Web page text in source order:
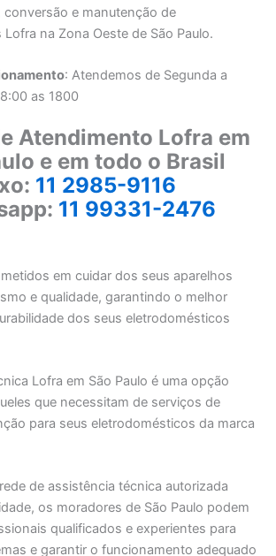
e manutenção de
na Zona Oeste de São Paulo.
: Atendemos de Segunda a
as 1800
Atendimento Lofra em
e em todo o Brasil
11 2985-9116
11 99331-2476
em cuidar dos seus aparelhos
e qualidade, garantindo o melhor
dos seus eletrodomésticos
Lofra em São Paulo é uma opção
que necessitam de serviços de
para seus eletrodomésticos da marca
de assistência técnica autorizada
os moradores de São Paulo podem
qualificados e experientes para
e garantir o funcionamento adequado